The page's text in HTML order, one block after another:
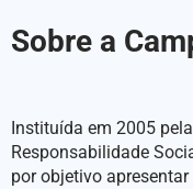
Sobre a
Instituída em 2005
Responsabilidade
por objetivo